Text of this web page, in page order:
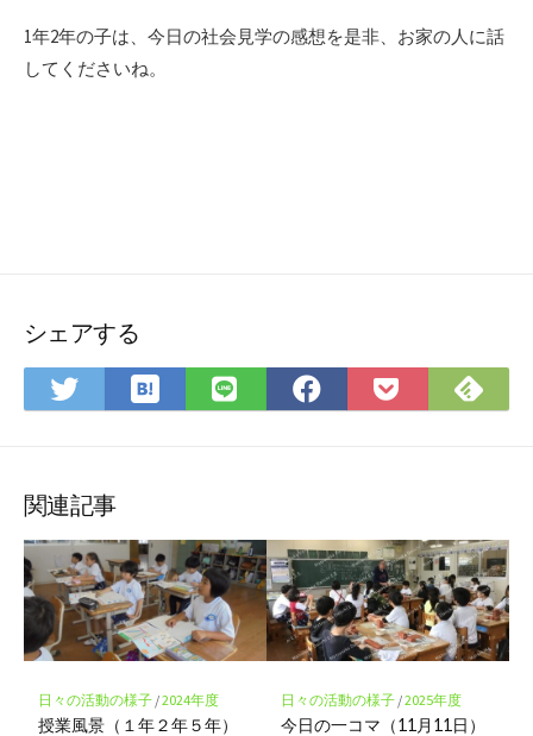
1年2年の子は、今日の社会見学の感想を是非、お家の人に話
してくださいね。
シェアする
Twitter
で
ア
は
て
ク
マ
ー
ク
に
保
存
LINE
で
Facebook
で
Pocket
に
で
関連記事
日々の活動の様子/2024年度
授業風景（１年２年５年）
日々の活動の様子/2025年度
今日の一コマ（11月11日）